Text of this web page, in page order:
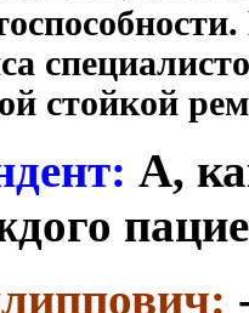
стойкой
А,